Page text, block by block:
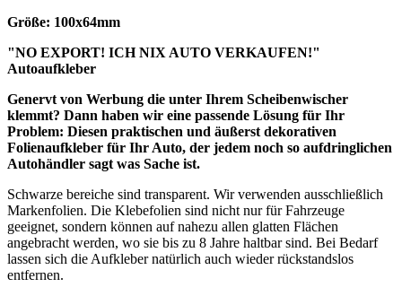
Größe: 100x64mm
"NO EXPORT! ICH NIX AUTO VERKAUFEN!"
Autoaufkleber
Genervt von Werbung die unter Ihrem Scheibenwischer
klemmt? Dann haben wir eine passende Lösung für Ihr
Problem: Diesen praktischen und äußerst dekorativen
Folienaufkleber für Ihr Auto, der jedem noch so aufdringlichen
Autohändler sagt was Sache ist.
Schwarze bereiche sind transparent. Wir verwenden ausschließlich
Markenfolien. Die Klebefolien sind nicht nur für Fahrzeuge
geeignet, sondern können auf nahezu allen glatten Flächen
angebracht werden, wo sie bis zu 8 Jahre haltbar sind. Bei Bedarf
lassen sich die Aufkleber natürlich auch wieder rückstandslos
entfernen.